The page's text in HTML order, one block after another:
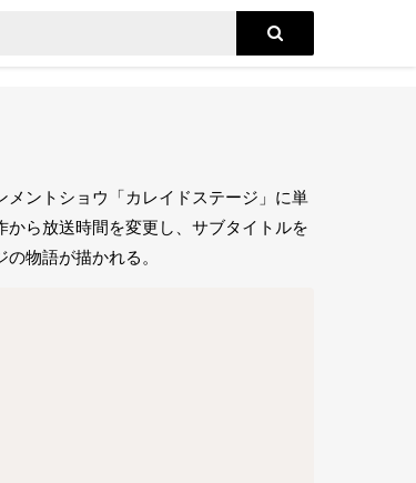
ントショウ「カレイドステージ」に単
ら放送時間を変更し、サブタイトルを
物語が描かれる。